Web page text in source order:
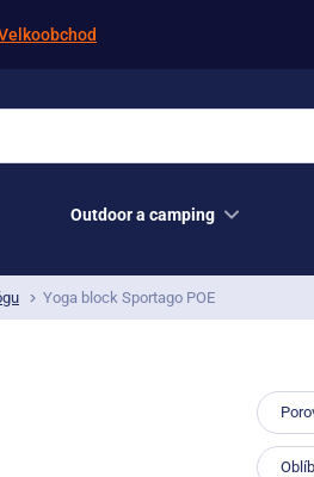
Outdoor a camping
Yoga block Sportago POE